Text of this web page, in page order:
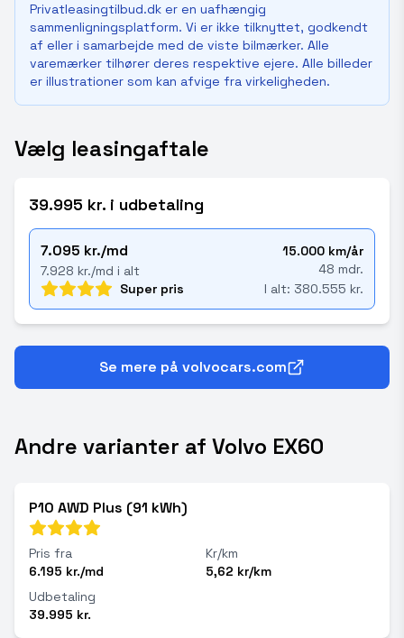
Privatleasingtilbud.dk er en uafhængig
sammenligningsplatform. Vi er ikke tilknyttet, godkendt
af eller i samarbejde med de viste bilmærker. Alle
varemærker tilhører deres respektive ejere. Alle billeder
er illustrationer som kan afvige fra virkeligheden.
Vælg leasingaftale
39.995 kr. i udbetaling
7.095 kr./md
7.928 kr./md i alt
15.000 km/år
48 mdr.
Super pris
I alt: 380.555 kr.
Se mere på volvocars.com
Andre varianter af Volvo EX60
P10 AWD Plus (91 kWh)
Pris fra
6.195 kr./md
Kr/km
5,62 kr/km
Udbetaling
39.995 kr.